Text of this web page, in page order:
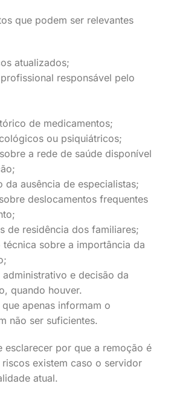
que podem ser relevantes
atualizados;
responsável pelo
de medicamentos;
ou psiquiátricos;
a rede de saúde disponível
da ausência de especialistas;
deslocamentos frequentes
de residência dos familiares;
técnica sobre a importância da
administrativo e decisão da
quando houver.
apenas informam o
não ser suficientes.
esclarecer por que a remoção é
riscos existem caso o servidor
atual.